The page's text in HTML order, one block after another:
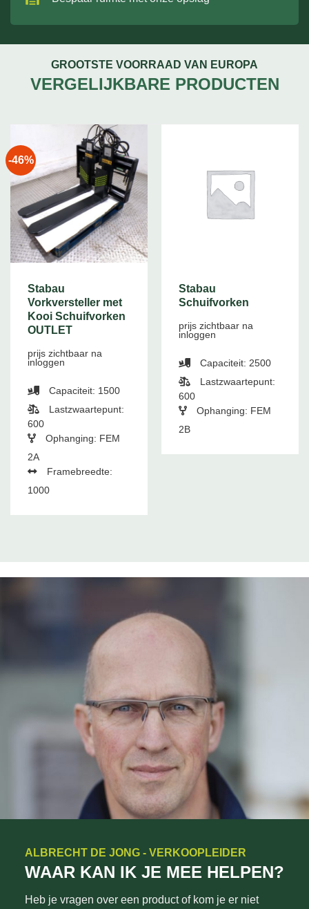
GROOTSTE VOORRAAD VAN EUROPA
VERGELIJKBARE PRODUCTEN
-46%
Stabau
Vorkversteller met
Kooi Schuifvorken
OUTLET
prijs zichtbaar na
inloggen
Capaciteit: 1500
Lastzwaartepunt:
600
Ophanging: FEM
2A
Framebreedte:
1000
Stabau
Schuifvorken
prijs zichtbaar na
inloggen
Capaciteit: 2500
Lastzwaartepunt:
600
Ophanging: FEM
2B
ALBRECHT DE JONG - VERKOOPLEIDER
WAAR KAN IK JE MEE HELPEN?
Heb je vragen over een product of kom je er niet